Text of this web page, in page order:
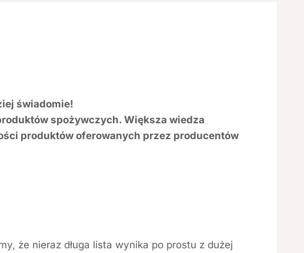
świadomie!
spożywczych. Większa wiedza
produktów oferowanych przez producentów
że nieraz długa lista wynika po prostu z dużej